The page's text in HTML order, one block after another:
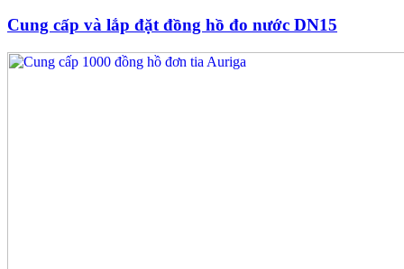
Cung cấp và lắp đặt đồng hồ đo nước DN15